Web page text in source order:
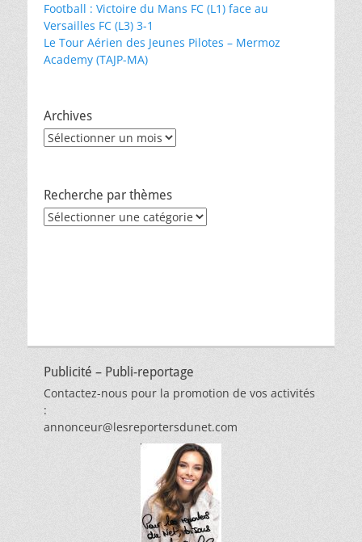
Football : Victoire du Mans FC (L1) face au
Versailles FC (L3) 3-1
Le Tour Aérien des Jeunes Pilotes – Mermoz
Academy (TAJP-MA)
Archives
Archives
Recherche par thèmes
Recherche
Publicité – Publi-reportage
Contactez-nous pour la promotion de vos activités
:
annonceur@lesreportersdunet.com